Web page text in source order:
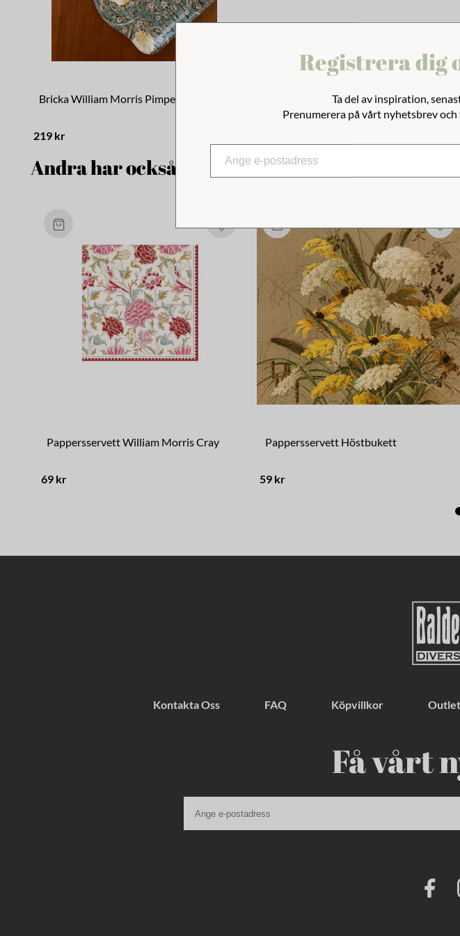
Bricka William Morris Pimpernel
219 kr
Andra har också tittat på
Pappersservett William Morris Cray
69 kr
Pappersservett Höstbukett
59 kr
Kontakta Oss FAQ Köpvillkor Outlet
Få vårt
Registrera dig
Ta del av inspiration,
Prenumerera på vårt nyhetsbrev